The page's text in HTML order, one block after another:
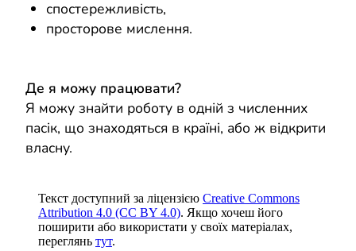
спостережливість,
просторове мислення.
Де я можу працювати?
Я можу знайти роботу в одній з численних
пасік, що знаходяться в країні, або ж відкрити
власну.
Текст доступний за ліцензією Creative Commons
Attribution 4.0 (CC BY 4.0). Якщо хочеш його
поширити або використати у своїх матеріалах,
переглянь тут.